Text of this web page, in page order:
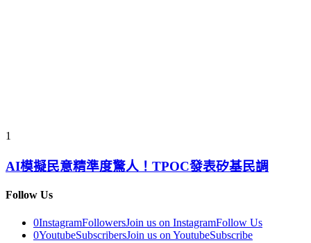
1
AI模擬民意精準度驚人！TPOC發表矽基民調
Follow Us
0InstagramFollowersJoin us on InstagramFollow Us
0YoutubeSubscribersJoin us on YoutubeSubscribe